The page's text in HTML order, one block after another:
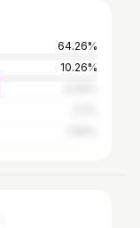
64.26%
10.26%